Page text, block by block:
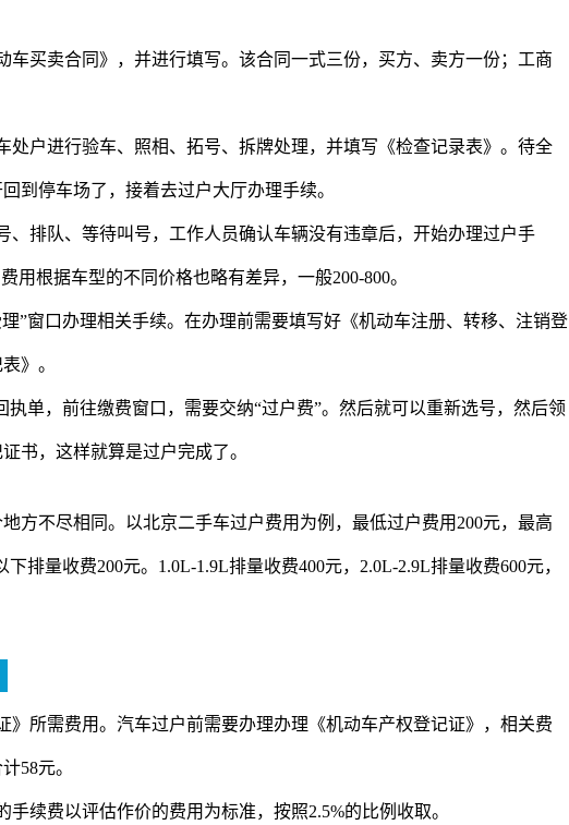
车买卖合同》，并进行填写。该合同一式三份，买方、卖方一份；工商
处户进行验车、照相、拓号、拆牌处理，并填写《检查记录表》。待全
到停车场了，接着去过户大厅办理手续。
、排队、等待叫号，工作人员确认车辆没有违章后，开始办理过户手
用根据车型的不同价格也略有差异，一般200-800。
”窗口办理相关手续。在办理前需要填写好《机动车注册、转移、注销登
》。
执单，前往缴费窗口，需要交纳“过户费”。然后就可以重新选号，然后领
书，这样就算是过户完成了。
方不尽相同。以北京二手车过户费用为例，最低过户费用200元，最高
排量收费200元。1.0L-1.9L排量收费400元，2.0L-2.9L排量收费600元，
》所需费用。汽车过户前需要办理办理《机动车产权登记证》，相关费
58元。
手续费以评估作价的费用为标准，按照2.5%的比例收取。